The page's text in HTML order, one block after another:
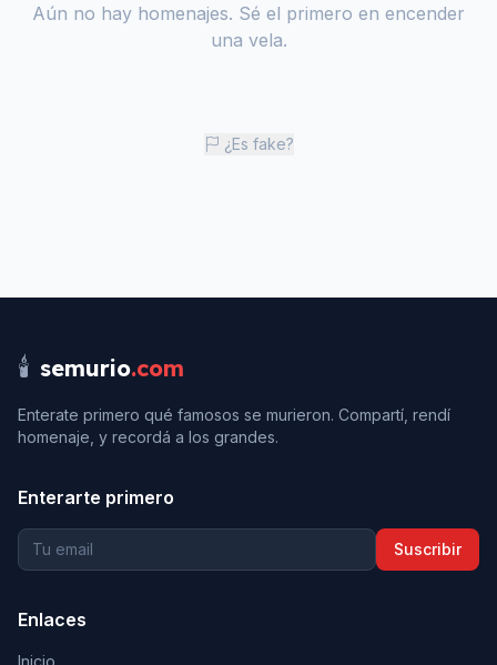
Aún no hay homenajes. Sé el primero en encender
una vela.
¿Es fake?
🕯️ semurio.com
Enterate primero qué famosos se murieron. Compartí, rendí
homenaje, y recordá a los grandes.
Enterarte primero
Suscribir
Enlaces
Inicio